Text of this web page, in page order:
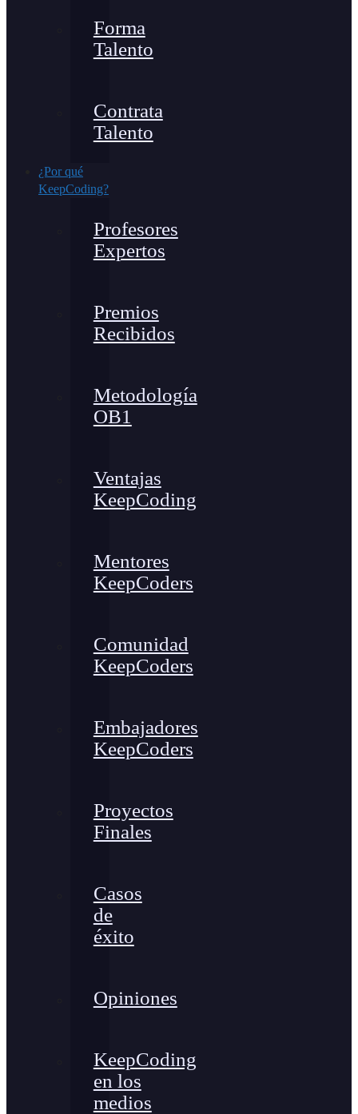
Forma
Talento
Contrata
Talento
¿Por qué
KeepCoding?
Profesores
Expertos
Premios
Recibidos
Metodología
OB1
Ventajas
KeepCoding
Mentores
KeepCoders
Comunidad
KeepCoders
Embajadores
KeepCoders
Proyectos
Finales
Casos
de
éxito
Opiniones
KeepCoding
en los
medios